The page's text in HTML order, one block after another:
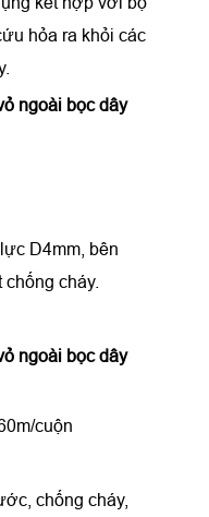
hỏa ra khỏi các
ngoài bọc dây
D4mm, bên
cháy.
ngoài bọc dây
cuộn
chống cháy,